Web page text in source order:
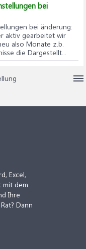
bei
bei änderung:
aktiv gearbeitet wir
also Monate z.b.
die Dargestellt...
Excel,
mit dem
Ihre
Dann